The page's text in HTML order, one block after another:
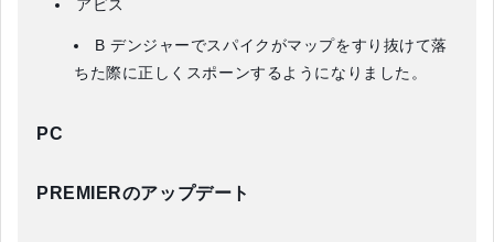
アビス
B デンジャーでスパイクがマップをすり抜けて落
ちた際に正しくスポーンするようになりました。
PC
PREMIERのアップデート